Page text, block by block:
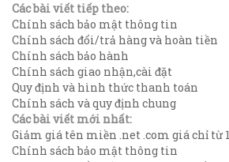
Các bài viết tiếp theo:
Chính sách bảo mật thông tin
Chính sách đổi/trả hàng và hoàn tiền
Chính sách bảo hành
Chính sách giao nhận,cài đặt
Quy định và hình thức thanh toán
Chính sách và quy định chung
Các bài viết mới nhất:
Giảm giá tên miền .net .com giá chỉ từ
Chính sách bảo mật thông tin